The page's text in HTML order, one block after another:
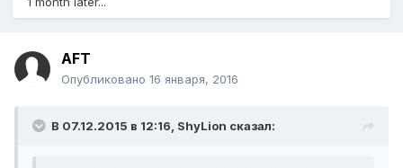
AFT
Опубликовано 16 января, 2016
В 07.12.2015 в 12:16, ShyLion сказал: